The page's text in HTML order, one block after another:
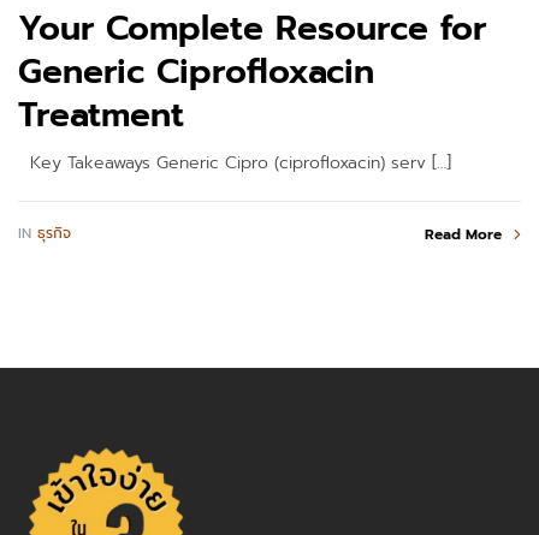
Your Complete Resource for
Generic Ciprofloxacin
Treatment
Key Takeaways Generic Cipro (ciprofloxacin) serv […]
IN ธุรกิจ Read More